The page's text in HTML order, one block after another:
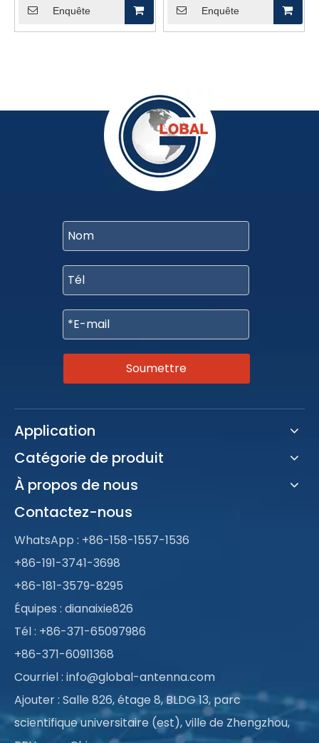
appareils sans fil
Enquête
appareils sans fil
Enquête
Soumettre
Application
Catégorie de produit
À propos de nous
Contactez-nous
WhatsApp : +86-158-1557-1536
+86-191-3741-3698
+86-181-3579-8295
Équipes : dianaixie826
Tél : +86-371-65097986
+86-371-60911368
Courriel : info@global-antenna.com
Ajouter : Salle 826, étage 8, BLDG 13, parc
scientifique universitaire (est), ville de Zhengzhou,